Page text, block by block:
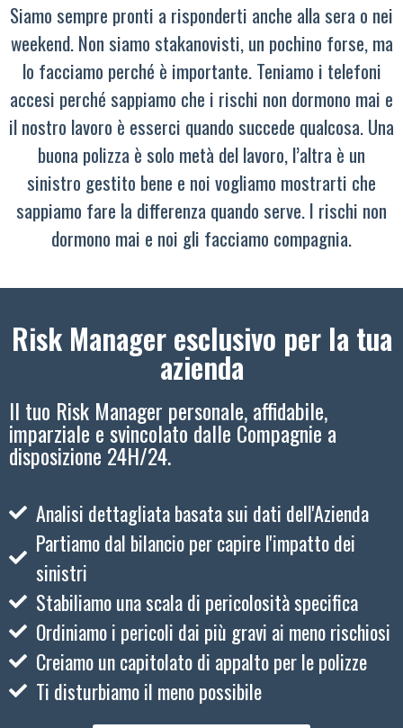
Siamo sempre pronti a risponderti anche alla sera o nei
weekend. Non siamo stakanovisti, un pochino forse, ma
lo facciamo perché è importante. Teniamo i telefoni
accesi perché sappiamo che i rischi non dormono mai e
il nostro lavoro è esserci quando succede qualcosa. Una
buona polizza è solo metà del lavoro, l’altra è un
sinistro gestito bene e noi vogliamo mostrarti che
sappiamo fare la differenza quando serve. I rischi non
dormono mai e noi gli facciamo compagnia.
Risk Manager esclusivo per la tua
azienda
Il tuo Risk Manager personale, affidabile,
imparziale e svincolato dalle Compagnie a
disposizione 24H/24.
Analisi dettagliata basata sui dati dell'Azienda
Partiamo dal bilancio per capire l'impatto dei
sinistri
Stabiliamo una scala di pericolosità specifica
Ordiniamo i pericoli dai più gravi ai meno rischiosi
Creiamo un capitolato di appalto per le polizze
Ti disturbiamo il meno possibile